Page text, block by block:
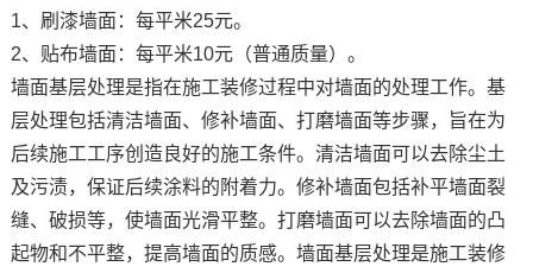
1、刷漆墙面：每平米25元。
2、贴布墙面：每平米10元（普通质量）。
墙面基层处理是指在施工装修过程中对墙面的处理工作。基
层处理包括清洁墙面、修补墙面、打磨墙面等步骤，旨在为
后续施工工序创造良好的施工条件。清洁墙面可以去除尘土
及污渍，保证后续涂料的附着力。修补墙面包括补平墙面裂
缝、破损等，使墙面光滑平整。打磨墙面可以去除墙面的凸
起物和不平整，提高墙面的质感。墙面基层处理是施工装修